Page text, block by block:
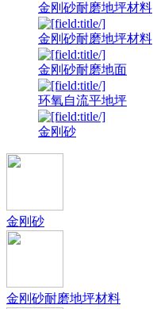
金刚砂耐磨地坪材料
金刚砂耐磨地坪材料
金刚砂耐磨地面
环氧自流平地坪
金刚砂
金刚砂
金刚砂耐磨地坪材料